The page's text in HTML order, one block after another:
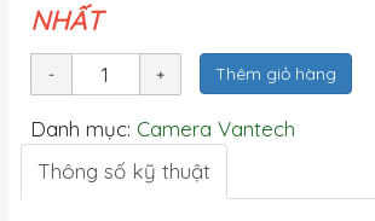
NHẤT
Thêm giỏ hàng
Danh mục: Camera Vantech
Thông số kỹ thuật